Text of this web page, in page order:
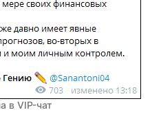
в VIP-чат